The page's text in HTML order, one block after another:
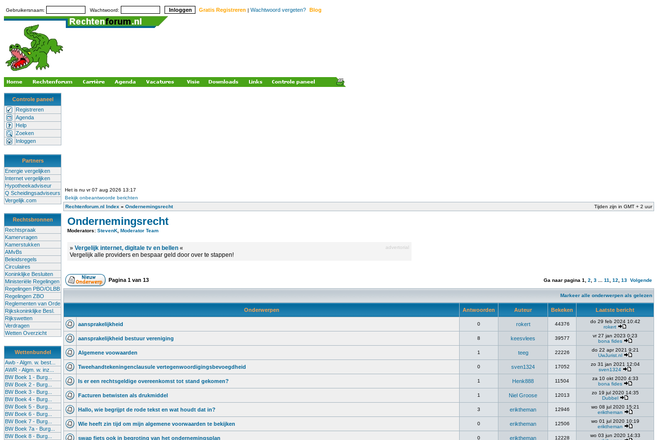
Gebruikersnaam: Wachtwoord: Gratis Registreren | Wachtwoord vergeten? Blog
Controle paneel
Registreren
Agenda
Help
Zoeken
Inloggen
Partners
Energie vergelijken
Internet vergelijken
Hypotheekadviseur
Q Scheidingsadviseurs
Vergelijk.com
Rechtsbronnen
Rechtspraak
Kamervragen
Kamerstukken
AMvBs
Beleidsregels
Circulaires
Koninklijke Besluiten
Ministeriële Regelingen
Regelingen PBO/OLBB
Regelingen ZBO
Reglementen van Orde
Rijkskoninklijke Besl.
Rijkswetten
Verdragen
Wetten Overzicht
Wettenbundel
Awb - Algm. w. best...
AWR - Algm. w. inz...
BW Boek 1 - Burg...
BW Boek 2 - Burg...
BW Boek 3 - Burg...
BW Boek 4 - Burg...
BW Boek 5 - Burg...
BW Boek 6 - Burg...
BW Boek 7 - Burg...
BW Boek 7a - Burg...
BW Boek 8 - Burg...
Het is nu vr 07 aug 2026 13:17
Bekijk onbeantwoorde berichten
Rechtenforum.nl Index » Ondernemingsrecht Tijden zijn in GMT + 2 uur
Ondernemingsrecht
Moderators: StevenK Moderator Team
» Vergelijk internet, digitale tv en bellen « advertorial
Vergelijk alle providers en bespaar geld door over te stappen!
Pagina 1 van 13 Ga naar pagina 1 2 3 11 12 13 Volgende
Markeer alle onderwerpen als gelezen
Onderwerpen Antwoorden Auteur Bekeken Laatste bericht
aansprakelijkheid 0 rokert 44376
do 29 feb 2024 10:42
rokert
aansprakelijkheid bestuur vereniging 8 keesvlees 39577
vr 27 jan 2023 0:23
bona fides
Algemene voowaarden 1 teeg 22226
do 22 apr 2021 9:21
UwJurist.nl
Tweehandtekeningenclausule vertegenwoordigingsbevoegdheid 0 sven1324 17052
zo 31 jan 2021 12:04
sven1324
Is er een rechtsgeldige overeenkomst tot stand gekomen? 1 Henk888 11504
za 10 okt 2020 4:33
bona fides
Facturen betwisten als drukmiddel 1 Niel Groose 12013
zo 19 jul 2020 14:35
Dubbel
Hallo, wie begrijpt de rode tekst en wat houdt dat in? 3 eriktheman 12946
wo 08 jul 2020 15:21
eriktheman
Wie heeft zin tijd om mijn algemene voorwaarden te bekijken 0 eriktheman 12506
wo 01 jul 2020 10:19
eriktheman
swap fiets ook in begroting van het ondernemingsplan 0 eriktheman 12228
wo 03 jun 2020 14:33